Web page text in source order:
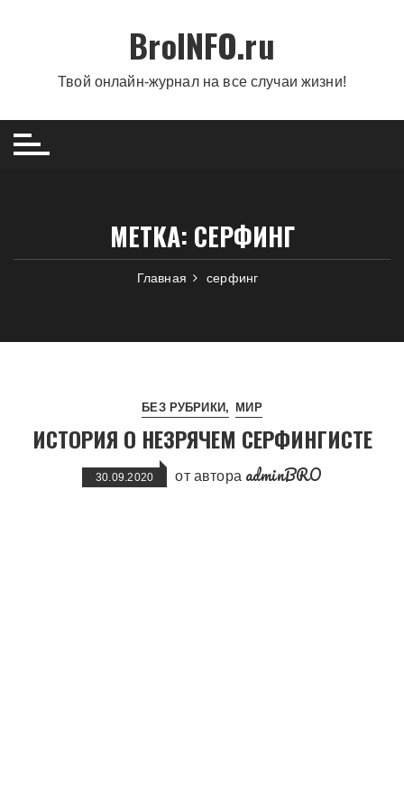
BroINFO.ru
Твой онлайн-журнал на все случаи жизни!
МЕТКА: СЕРФИНГ
Главная серфинг
БЕЗ РУБРИКИ МИР
ИСТОРИЯ О НЕЗРЯЧЕМ СЕРФИНГИСТЕ
30.09.2020 от автора adminBRO